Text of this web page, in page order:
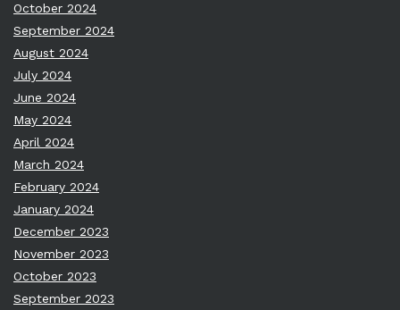
October 2024
September 2024
August 2024
July 2024
June 2024
May 2024
April 2024
March 2024
February 2024
January 2024
December 2023
November 2023
October 2023
September 2023